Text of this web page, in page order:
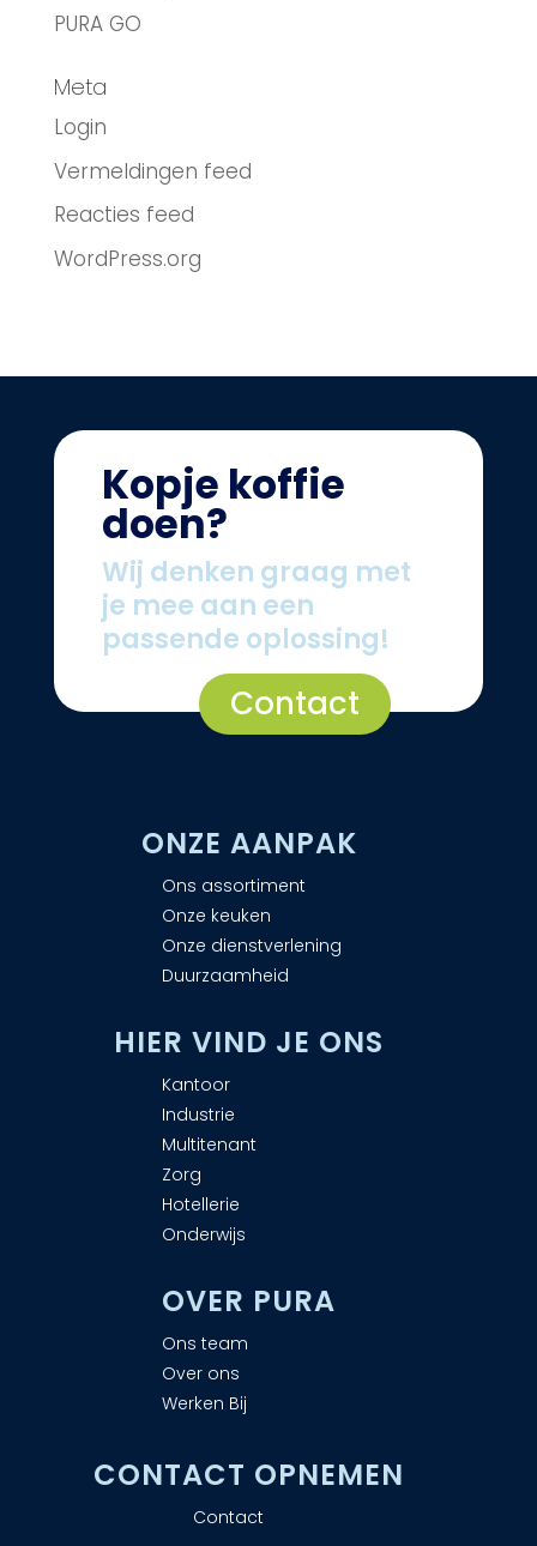
PURA GO
Meta
Login
Vermeldingen feed
Reacties feed
WordPress.org
Kopje koffie
doen?
Wij denken graag met
je mee aan een
passende oplossing!
Contact
ONZE AANPAK
Ons assortiment
Onze keuken
Onze dienstverlening
Duurzaamheid
HIER VIND JE ONS
Kantoor
Industrie
Multitenant
Zorg
Hotellerie
Onderwijs
OVER PURA
Ons team
Over ons
Werken Bij
CONTACT OPNEMEN
Contact